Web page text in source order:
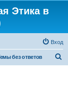
Этика в
Вход
без ответов